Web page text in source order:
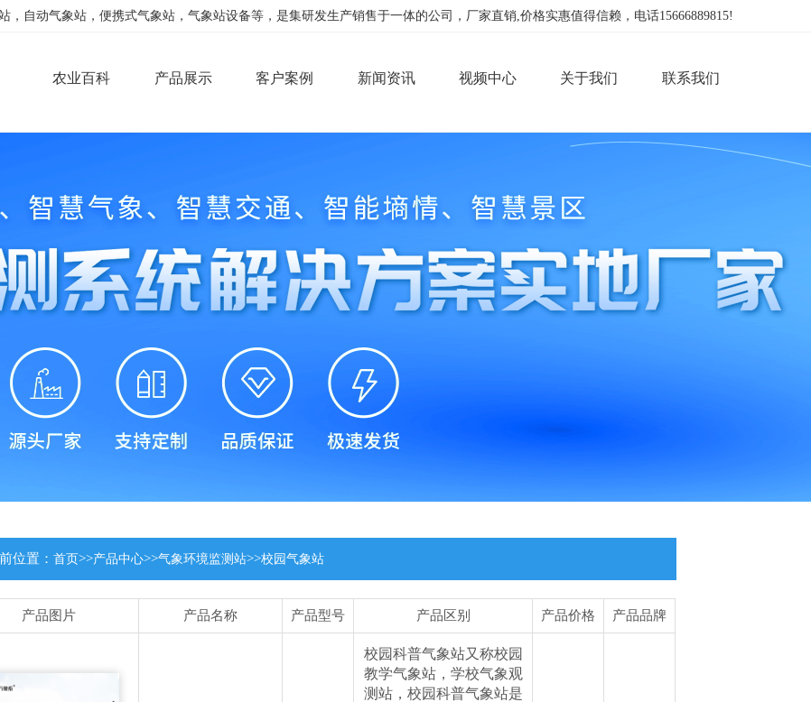
，自动气象站，便携式气象站，气象站设备等，是集研发生产销售于一体的公司，厂家直销,价格实惠值得信赖，电话15666889815!
农业百科 产品展示 客户案例 新闻资讯 视频中心 关于我们 联系我们
位置：首页>>产品中心>>气象环境监测站>>校园气象站
产品图片 产品名称 产品型号 产品区别 产品价格 产品品牌
校园科普气象站又称校园
教学气象站，学校气象观
测站，校园科普气象站是